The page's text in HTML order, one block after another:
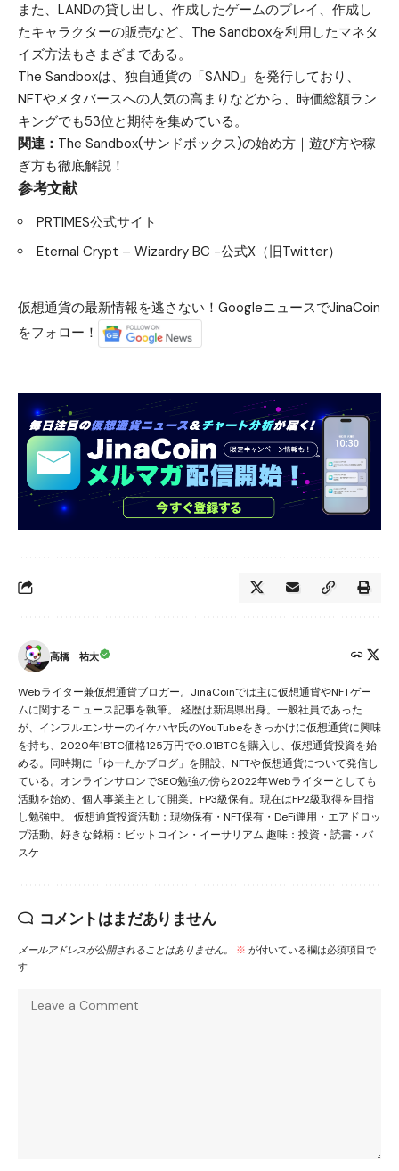
また、LANDの貸し出し、作成したゲームのプレイ、作成し
たキャラクターの販売など、The Sandboxを利用したマネタ
イズ方法もさまざまである。
The Sandboxは、独自通貨の「SAND」を発行しており、
NFTやメタバースへの人気の高まりなどから、時価総額ラン
キングでも53位と期待を集めている。
関連： The Sandbox(サンドボックス)の始め方｜遊び方や稼
ぎ方も徹底解説！
参考文献
PRTIMES公式サイト
Eternal Crypt – Wizardry BC -公式X（旧Twitter）
仮想通貨の最新情報を逃さない！GoogleニュースでJinaCoin
をフォロー！
高橋 祐太
Webライター兼仮想通貨ブロガー。JinaCoinでは主に仮想通貨やNFTゲー
ムに関するニュース記事を執筆。 経歴は新潟県出身。一般社員であった
が、インフルエンサーのイケハヤ氏のYouTubeをきっかけに仮想通貨に興味
を持ち、2020年1BTC価格125万円で0.01BTCを購入し、仮想通貨投資を始
める。同時期に「ゆーたかブログ」を開設、NFTや仮想通貨について発信し
ている。オンラインサロンでSEO勉強の傍ら2022年Webライターとしても
活動を始め、個人事業主として開業。FP3級保有。現在はFP2級取得を目指
し勉強中。 仮想通貨投資活動：現物保有・NFT保有・DeFi運用・エアドロッ
プ活動。好きな銘柄：ビットコイン・イーサリアム 趣味：投資・読書・バ
スケ
コメントはまだありません
メールアドレスが公開されることはありません。 ※ が付いている欄は必須項目で
す